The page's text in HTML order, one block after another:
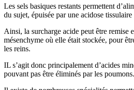
Les sels basiques restants permettent
du sujet, épuisée par une acidose
Ainsi, la surcharge acide peut être remise
mésenchyme où elle était stockée, pour
les reins.
IL s’agit donc principalement d’acides
pouvant pas être éliminés par les poumons.